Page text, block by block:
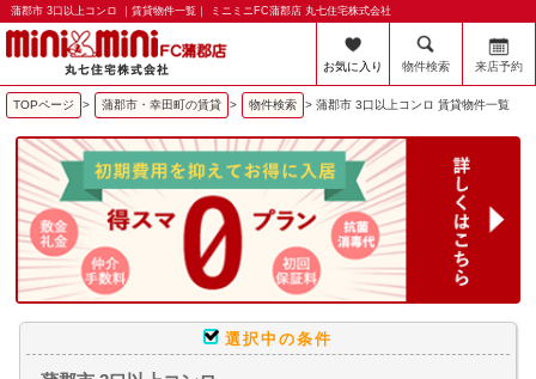
蒲郡市 3口以上コンロ ｜賃貸物件一覧｜ ミニミニFC蒲郡店 丸七住宅株式会社
お気に入り 物件検索 来店予約
TOPページ > 蒲郡市・幸田町の賃貸 > 物件検索 > 蒲郡市 3口以上コンロ 賃貸物件一覧
選択中の条件